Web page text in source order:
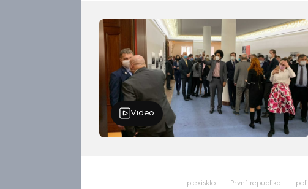
Video
plexisklo První republika